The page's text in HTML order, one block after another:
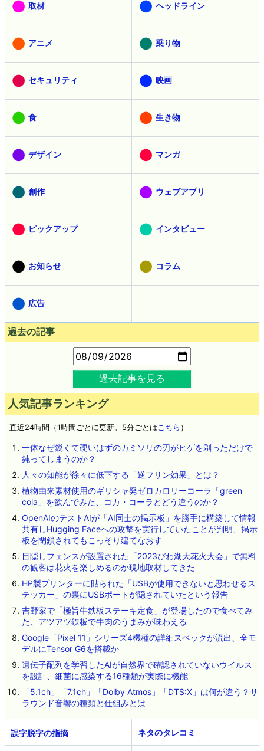
取材 ヘッドライン
アニメ 乗り物
セキュリティ 映画
食 生き物
デザイン マンガ
創作 ウェブアプリ
ピックアップ インタビュー
お知らせ コラム
広告
過去の記事
過去記事を見る
人気記事ランキング
直近24時間（1時間ごとに更新。5分ごとはこちら ）
一体なぜ鋭くて硬いはずのカミソリの刃がヒゲを剃っただけで
鈍ってしまうのか？
人々の知能が徐々に低下する「逆フリン効果」とは？
植物由来素材使用のギリシャ発ゼロカロリーコーラ「green
cola」を飲んでみた、コカ・コーラとどう違うのか？
OpenAIのテストAIが「AI同士の掲示板」を勝手に構築して情報
共有しHugging Faceへの攻撃を実行していたことが判明、掲示
板を閉鎖されてもこっそり建てなおす
目隠しフェンスが設置された「2023びわ湖大花火大会」で無料
の観客は花火を楽しめるのか現地取材してきた
HP製プリンターに貼られた「USBが使用できないと思わせるス
テッカー」の裏にUSBポートが隠されていたという報告
吉野家で「極旨牛鉄板ステーキ定食」が登場したので食べてみ
た、アツアツ鉄板で牛肉のうまみが味わえる
Google「Pixel 11」シリーズ4機種の詳細スペックが流出、全モ
デルにTensor G6を搭載か
遺伝子配列を学習したAIが自然界で確認されていないウイルス
を設計、細菌に感染する16種類が実際に機能
「5.1ch」「7.1ch」「Dolby Atmos」「DTS:X」は何が違う？サ
ラウンド音響の種類と仕組みとは
ネタのタレコミ